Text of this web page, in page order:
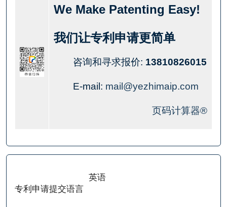
We Make Patenting Easy!
我们让专利申请更简单
咨询和寻求报价: 13810826015
E-mail: mail@yezhimaip.com
页码计算器®
专利申请提交语言
英语